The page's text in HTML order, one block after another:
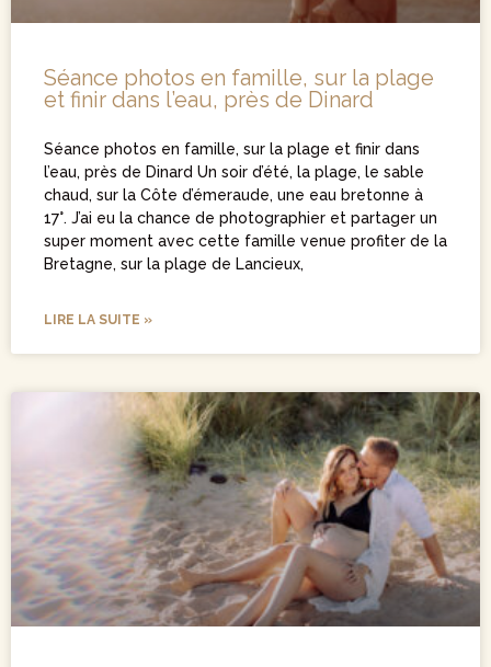
Séance photos en famille, sur la plage
et finir dans l’eau, près de Dinard
Séance photos en famille, sur la plage et finir dans
l’eau, près de Dinard Un soir d’été, la plage, le sable
chaud, sur la Côte d’émeraude, une eau bretonne à
17°. J’ai eu la chance de photographier et partager un
super moment avec cette famille venue profiter de la
Bretagne, sur la plage de Lancieux,
LIRE LA SUITE »